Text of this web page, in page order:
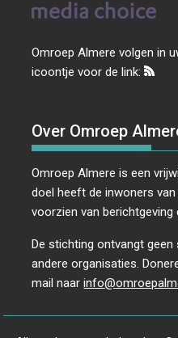
Omroep Almere volgen in
icoontje voor de link:
Over Omroep
Omroep Almere is een
doel heeft de inwoners
voorzien van berichtgeving
De stichting ontvangt
andere organisaties.
mail naar